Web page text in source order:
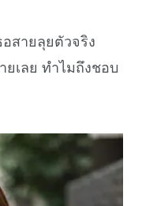
สายลุยตัวจริง
เลย ทำไมถึงชอบ